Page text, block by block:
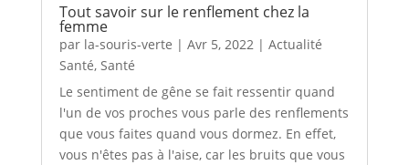
Tout savoir sur le renflement chez la
femme
par la-souris-verte | Avr 5, 2022| Actualité
Santé, Santé
Le sentiment de gêne se fait ressentir quand
l'un de vos proches vous parle des renflements
que vous faites quand vous dormez. En effet,
vous n'êtes pas à l'aise, car les bruits que vous